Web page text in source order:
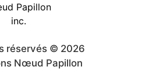
réservés © 2026
Nœud Papillon